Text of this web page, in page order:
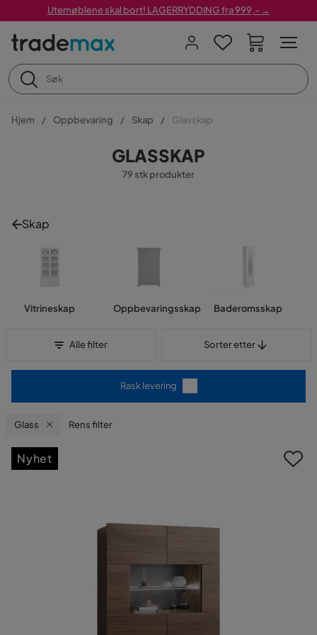
Utemøblene skal bort! LAGERRYDDING fra 999,- →
Hjem Oppbevaring Skap Glasskap
GLASSKAP
79 stk produkter
Skap
Vitrineskap Oppbevaringsskap Baderomsskap
Alle filter Sorter etter
Rask levering
Glass Rens filter
Nyhet